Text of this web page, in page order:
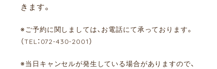
きます。
※ご予約に関しましては、お電話にて承っております。
（TEL：072-430-2001）
※当日キャンセルが発生している場合がありますので、